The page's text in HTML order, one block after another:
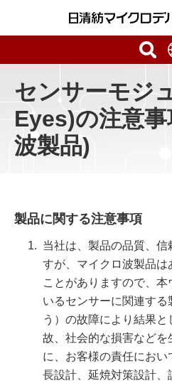
センサーモジ
Eyes)の注意
波製品)
製品に関する注意事項
当社は、製品の品質、信
すが、マイクロ波製品は
ことがありますので、
いるセンサーに関連す
う）の故障により結果
故、社会的な損害などを
に、お客様の責任にお
長設計、延焼対策設計